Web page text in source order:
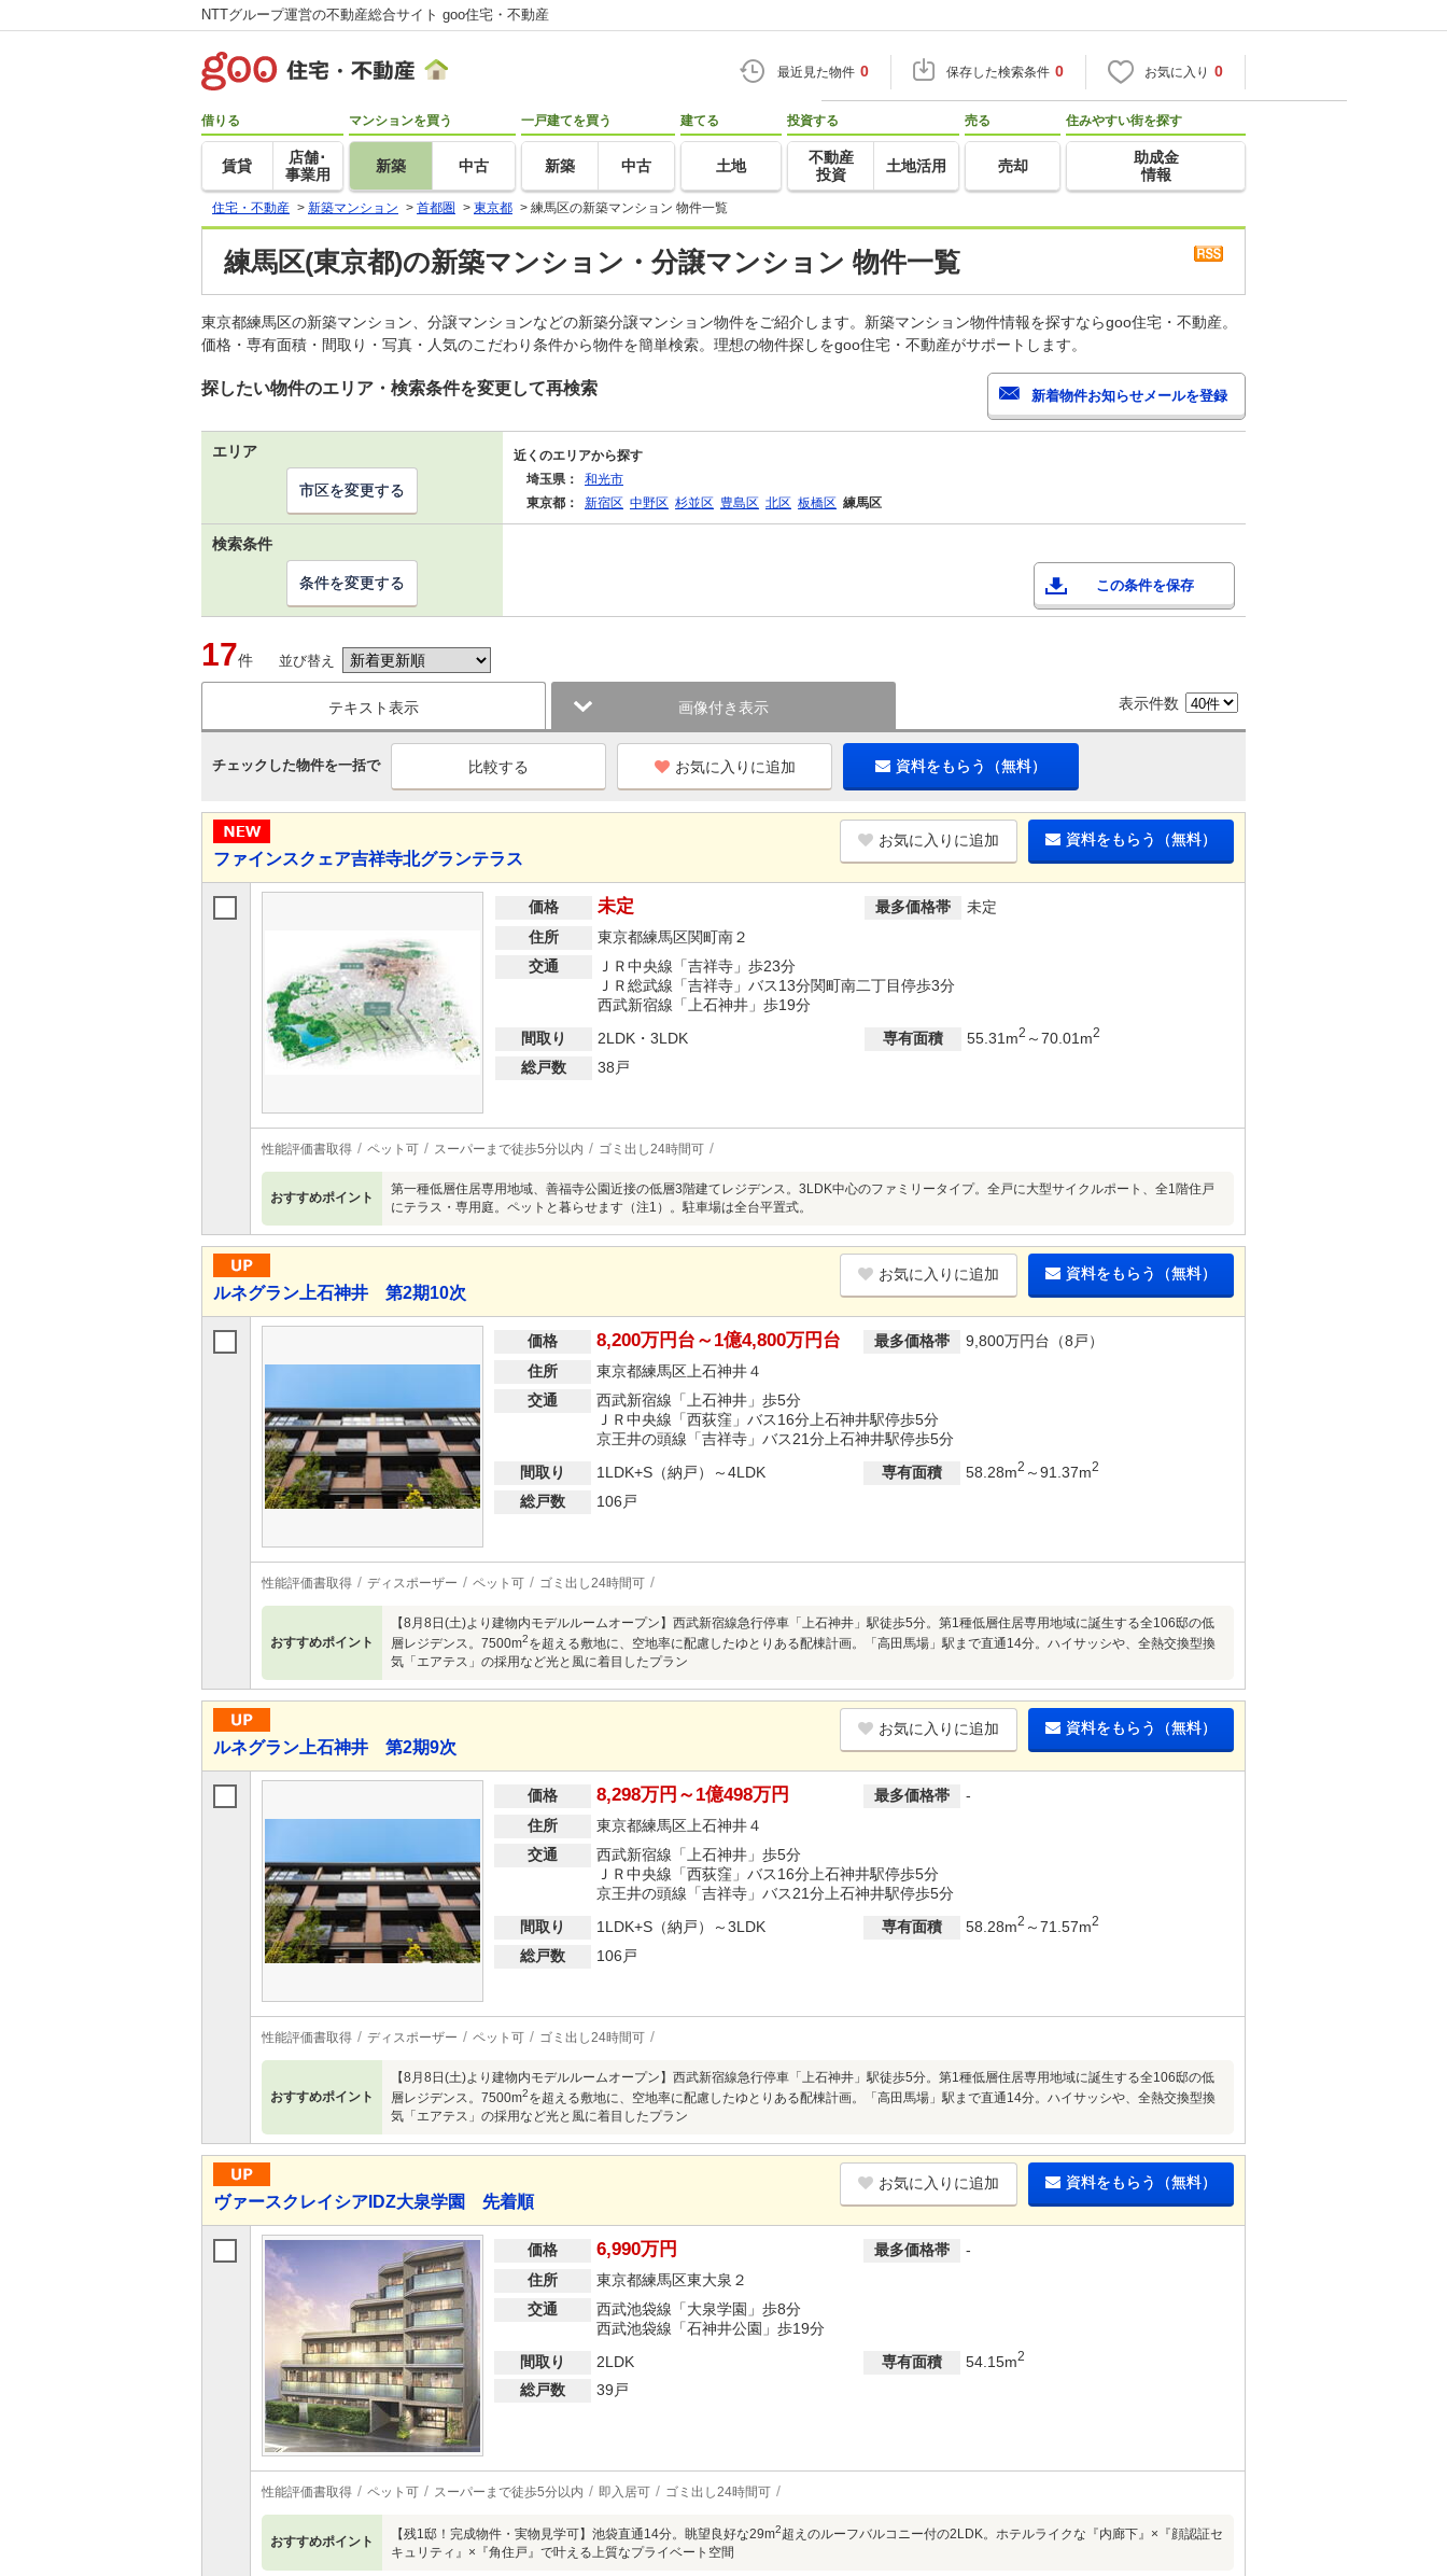
NTTグループ運営の不動産総合サイト goo住宅・不動産
最近見た物件 0 保存した検索条件 0 お気に入り 0
借りる
賃貸
店舗･
事業用
マンションを買う
新築 中古
一戸建てを買う
新築 中古
建てる
土地
投資する
不動産
投資
土地活用
売る
売却
住みやすい街を探す
助成金
情報
住宅・不動産 > 新築マンション > 首都圏 > 東京都 > 練馬区の新築マンション 物件一覧
練馬区(東京都)の新築マンション・分譲マンション 物件一覧
東京都練馬区の新築マンション、分譲マンションなどの新築分譲マンション物件をご紹介します。新築マンション物件情報を探すならgoo住宅・不動産。
価格・専有面積・間取り・写真・人気のこだわり条件から物件を簡単検索。理想の物件探しをgoo住宅・不動産がサポートします。
探したい物件のエリア・検索条件を変更して再検索
エリア
近くのエリアから探す
埼玉県：
和光市
東京都：
新宿区 中野区 杉並区 豊島区 北区 板橋区 練馬区
市区を変更する
検索条件
この条件を保存
条件を変更する
17件 並び替え
テキスト表示 画像付き表示 表示件数
チェックした物件を一括で お気に入りに追加 資料をもらう（無料）
ファインスクェア吉祥寺北グランテラス
お気に入りに追加 資料をもらう（無料）
価格 未定 最多価格帯
未定
住所
東京都練馬区関町南２
交通
ＪＲ中央線「吉祥寺」歩23分
ＪＲ総武線「吉祥寺」バス13分関町南二丁目停歩3分
西武新宿線「上石神井」歩19分
間取り
2LDK・3LDK 専有面積 55.31m2 ～70.01m2
総戸数 38戸
性能評価書取得 ペット可 スーパーまで徒歩5分以内 ゴミ出し24時間可
おすすめポイント
第一種低層住居専用地域、善福寺公園近接の低層3階建てレジデンス。3LDK中心のファミリータイプ。全戸に大型サイクルポート、全1階住戸
にテラス・専用庭。ペットと暮らせます（注1）。駐車場は全台平置式。
ルネグラン上石神井 第2期10次
お気に入りに追加 資料をもらう（無料）
価格 8,200万円台～1億4,800万円台 最多価格帯
9,800万円台（8戸）
住所
東京都練馬区上石神井４
交通
西武新宿線「上石神井」歩5分
ＪＲ中央線「西荻窪」バス16分上石神井駅停歩5分
京王井の頭線「吉祥寺」バス21分上石神井駅停歩5分
間取り
1LDK+S（納戸）～4LDK 専有面積 58.28m2 ～91.37m2
総戸数 106戸
性能評価書取得 ディスポーザー ペット可 ゴミ出し24時間可
おすすめポイント
【8月8日(土)より建物内モデルルームオープン】西武新宿線急行停車「上石神井」駅徒歩5分。第1種低層住居専用地域に誕生する全106邸の低
層レジデンス。7500m2を超える敷地に、空地率に配慮したゆとりある配棟計画。「高田馬場」駅まで直通14分。ハイサッシや、全熱交換型換
気「エアテス」の採用など光と風に着目したプラン
ルネグラン上石神井 第2期9次
お気に入りに追加 資料をもらう（無料）
価格 8,298万円～1億498万円 最多価格帯
-
住所
東京都練馬区上石神井４
交通
西武新宿線「上石神井」歩5分
ＪＲ中央線「西荻窪」バス16分上石神井駅停歩5分
京王井の頭線「吉祥寺」バス21分上石神井駅停歩5分
間取り
1LDK+S（納戸）～3LDK 専有面積 58.28m2 ～71.57m2
総戸数 106戸
性能評価書取得 ディスポーザー ペット可 ゴミ出し24時間可
おすすめポイント
【8月8日(土)より建物内モデルルームオープン】西武新宿線急行停車「上石神井」駅徒歩5分。第1種低層住居専用地域に誕生する全106邸の低
層レジデンス。7500m2を超える敷地に、空地率に配慮したゆとりある配棟計画。「高田馬場」駅まで直通14分。ハイサッシや、全熱交換型換
気「エアテス」の採用など光と風に着目したプラン
ヴァースクレイシアIDZ大泉学園 先着順
お気に入りに追加 資料をもらう（無料）
価格 6,990万円 最多価格帯
-
住所
東京都練馬区東大泉２
交通
西武池袋線「大泉学園」歩8分
西武池袋線「石神井公園」歩19分
間取り
2LDK 専有面積 54.15m2
総戸数 39戸
性能評価書取得 ペット可 スーパーまで徒歩5分以内 即入居可 ゴミ出し24時間可
おすすめポイント 【残1邸！完成物件・実物見学可】池袋直通14分。眺望良好な29m2超えのルーフバルコニー付の2LDK。ホテルライクな『内廊下』×『顔認証セ
キュリティ』×『角住戸』で叶える上質なプライベート空間